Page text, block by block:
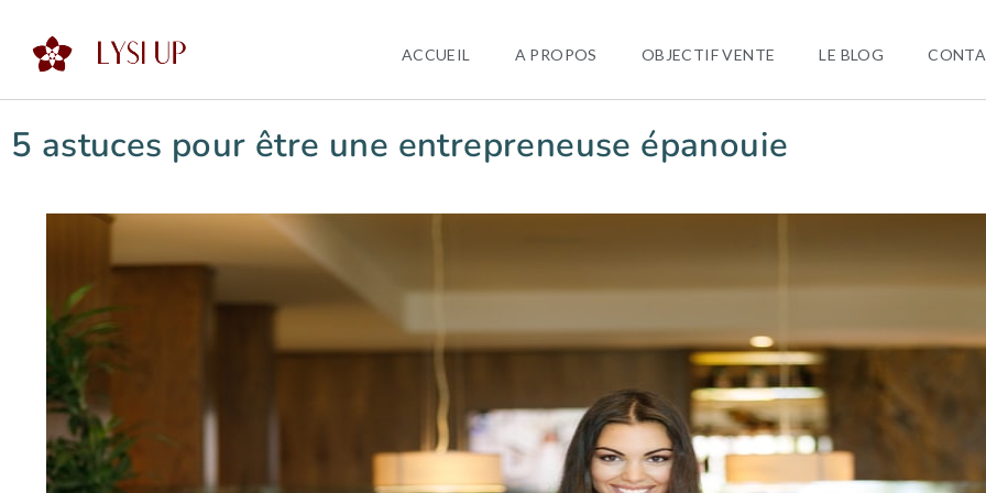
ACCUEIL A PROPOS OBJECTIF VENTE LE BLOG
5 astuces pour être une entrepreneuse épanouie